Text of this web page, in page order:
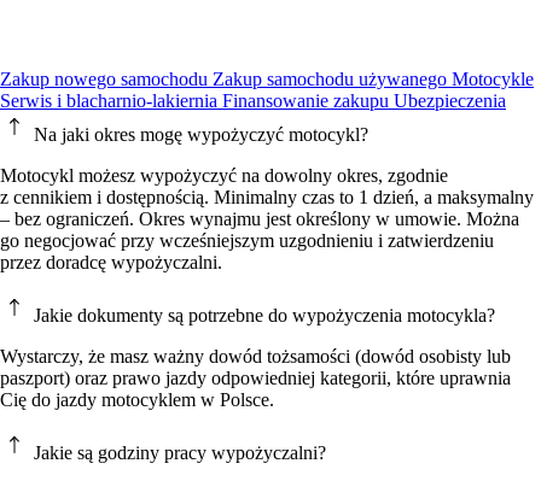
Zakup nowego samochodu Zakup samochodu używanego Motocykle
Serwis i blacharnio-lakiernia Finansowanie zakupu Ubezpieczenia
Na jaki okres mogę wypożyczyć motocykl?
Motocykl możesz wypożyczyć na dowolny okres, zgodnie
z cennikiem i dostępnością. Minimalny czas to 1 dzień, a maksymalny
– bez ograniczeń. Okres wynajmu jest określony w umowie. Można
go negocjować przy wcześniejszym uzgodnieniu i zatwierdzeniu
przez doradcę wypożyczalni.
Jakie dokumenty są potrzebne do wypożyczenia motocykla?
Wystarczy, że masz ważny dowód tożsamości (dowód osobisty lub
paszport) oraz prawo jazdy odpowiedniej kategorii, które uprawnia
Cię do jazdy motocyklem w Polsce.
Jakie są godziny pracy wypożyczalni?